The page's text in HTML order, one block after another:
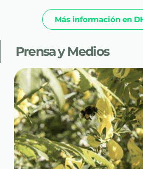
Más información en
Prensa y Medios